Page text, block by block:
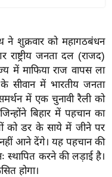
ने शुक्रवार को महागठबंधन
जनता दल (राजद)
में माफिया राज वापस ला
सीवान में भारतीय जनता
में एक चुनावी रैली को
बिहार में पहचान का
को डर के साये में जीने पर
नहीं आने देंगे। यह पहचान की
स्थापित करने की लड़ाई है।
होगा।